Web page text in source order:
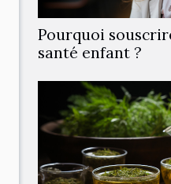
Pourquoi
santé enfant ?